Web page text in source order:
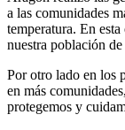
a las comunidades
temperatura. En
nuestra población
Por otro lado en los
en más
protegemos y